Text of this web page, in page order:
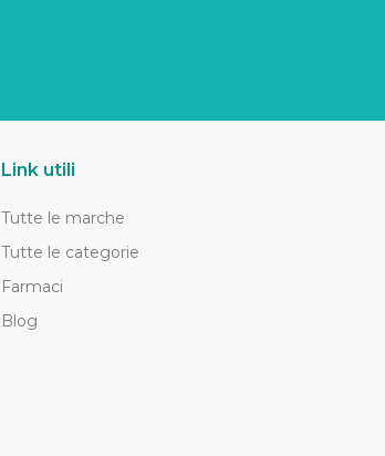
Link utili
Tutte le marche
Tutte le categorie
Farmaci
Blog